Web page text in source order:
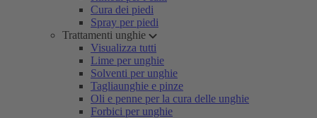
Cura dei piedi
Spray per piedi
Trattamenti unghie
Visualizza tutti
Lime per unghie
Solventi per unghie
Tagliaunghie e pinze
Oli e penne per la cura delle unghie
Forbici per unghie